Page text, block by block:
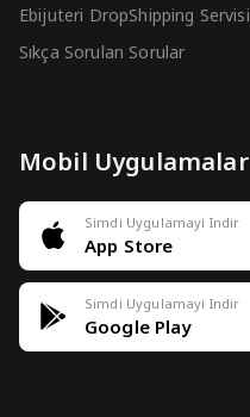
Ebijuteri DropShipping Servisi
Sıkça Sorulan Sorular
Mobil Uygulamalar
Simdi Uygulamayi Indir
App Store
Simdi Uygulamayi Indir
Google Play